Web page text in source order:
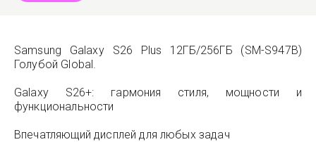
Samsung Galaxy S26 Plus 12ГБ/256ГБ (SM-S947B)
Голубой Global.
Galaxy S26+: гармония стиля, мощности и
функциональности
Впечатляющий дисплей для любых задач